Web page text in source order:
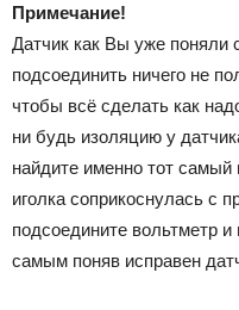
Примечание!
Датчик как Вы уже поняли
подсоединить ничего не
чтобы всё сделать как
ни будь изоляцию у
найдите именно тот самый
иголка соприкоснулась с
подсоедините вольтметр
самым поняв исправен